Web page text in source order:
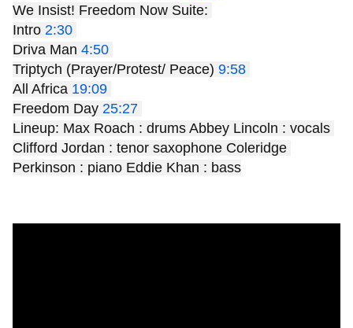
We Insist! Freedom Now Suite:
Intro 2:30
Driva Man 4:50
Triptych (Prayer/Protest/ Peace) 9:58
All Africa 19:09
Freedom Day 25:27
Lineup: Max Roach : drums Abbey Lincoln : vocals
Clifford Jordan : tenor saxophone Coleridge
Perkinson : piano Eddie Khan : bass